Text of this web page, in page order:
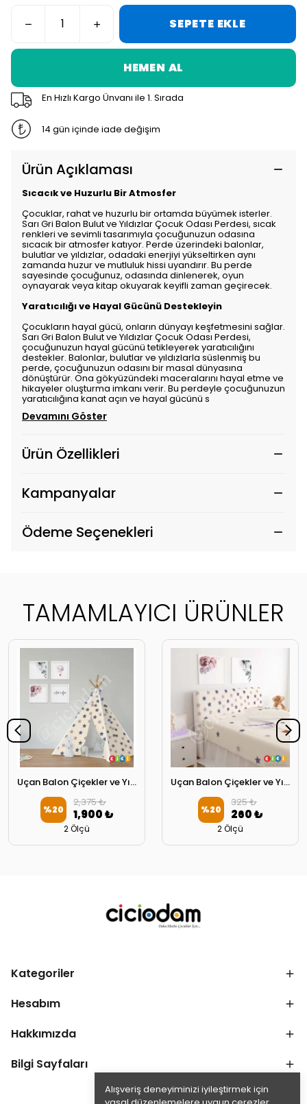
Alışveriş deneyiminizi iyileştirmek için
SEPETE EKLE
HEMEN AL
En Hızlı Kargo Ünvanı ile 1. Sırada
14 gün içinde iade değişim
Ürün Açıklaması
Sıcacık ve Huzurlu Bir Atmosfer
Çocuklar, rahat ve huzurlu bir ortamda büyümek isterler.
Sarı Gri Balon Bulut ve Yıldızlar Çocuk Odası Perdesi, sıcak
renkleri ve sevimli tasarımıyla çocuğunuzun odasına
sıcacık bir atmosfer katıyor. Perde üzerindeki balonlar,
bulutlar ve yıldızlar, odadaki enerjiyi yükseltirken aynı
zamanda huzur ve mutluluk hissi uyandırır. Bu perde
sayesinde çocuğunuz, odasında dinlenerek, oyun
oynayarak veya kitap okuyarak keyifli zaman geçirecek.
Yaratıcılığı ve Hayal Gücünü Destekleyin
Çocukların hayal gücü, onların dünyayı keşfetmesini sağlar.
Sarı Gri Balon Bulut ve Yıldızlar Çocuk Odası Perdesi,
çocuğunuzun hayal gücünü tetikleyerek yaratıcılığını
destekler. Balonlar, bulutlar ve yıldızlarla süslenmiş bu
perde, çocuğunuzun odasını bir masal dünyasına
dönüştürür. Ona gökyüzündeki maceralarını hayal etme ve
hikayeler oluşturma imkanı verir. Bu perdeyle çocuğunuzun
yaratıcılığına kanat açın ve hayal gücünü s
Devamını Göster
Ürün Özellikleri
Kampanyalar
Ödeme Seçenekleri
TAMAMLAYICI ÜRÜNLER
Uçan Balon Çiçekler ve Yıldızlar Oyun Çadırı
%20
2,375 ₺
1,900 ₺
2 Ölçü
Uçan Balon Çiçekler ve Yıldızlar Başlık Kılıfı
%20
325 ₺
260 ₺
2 Ölçü
Kategoriler
Hesabım
Hakkımızda
Bilgi Sayfaları